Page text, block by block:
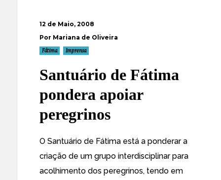
12 de Maio, 2008
Por Mariana de Oliveira
Fátima Imprensa
Santuário de Fátima
pondera apoiar
peregrinos
O Santuário de Fátima está a ponderar a
criação de um grupo interdisciplinar para
acolhimento dos peregrinos, tendo em